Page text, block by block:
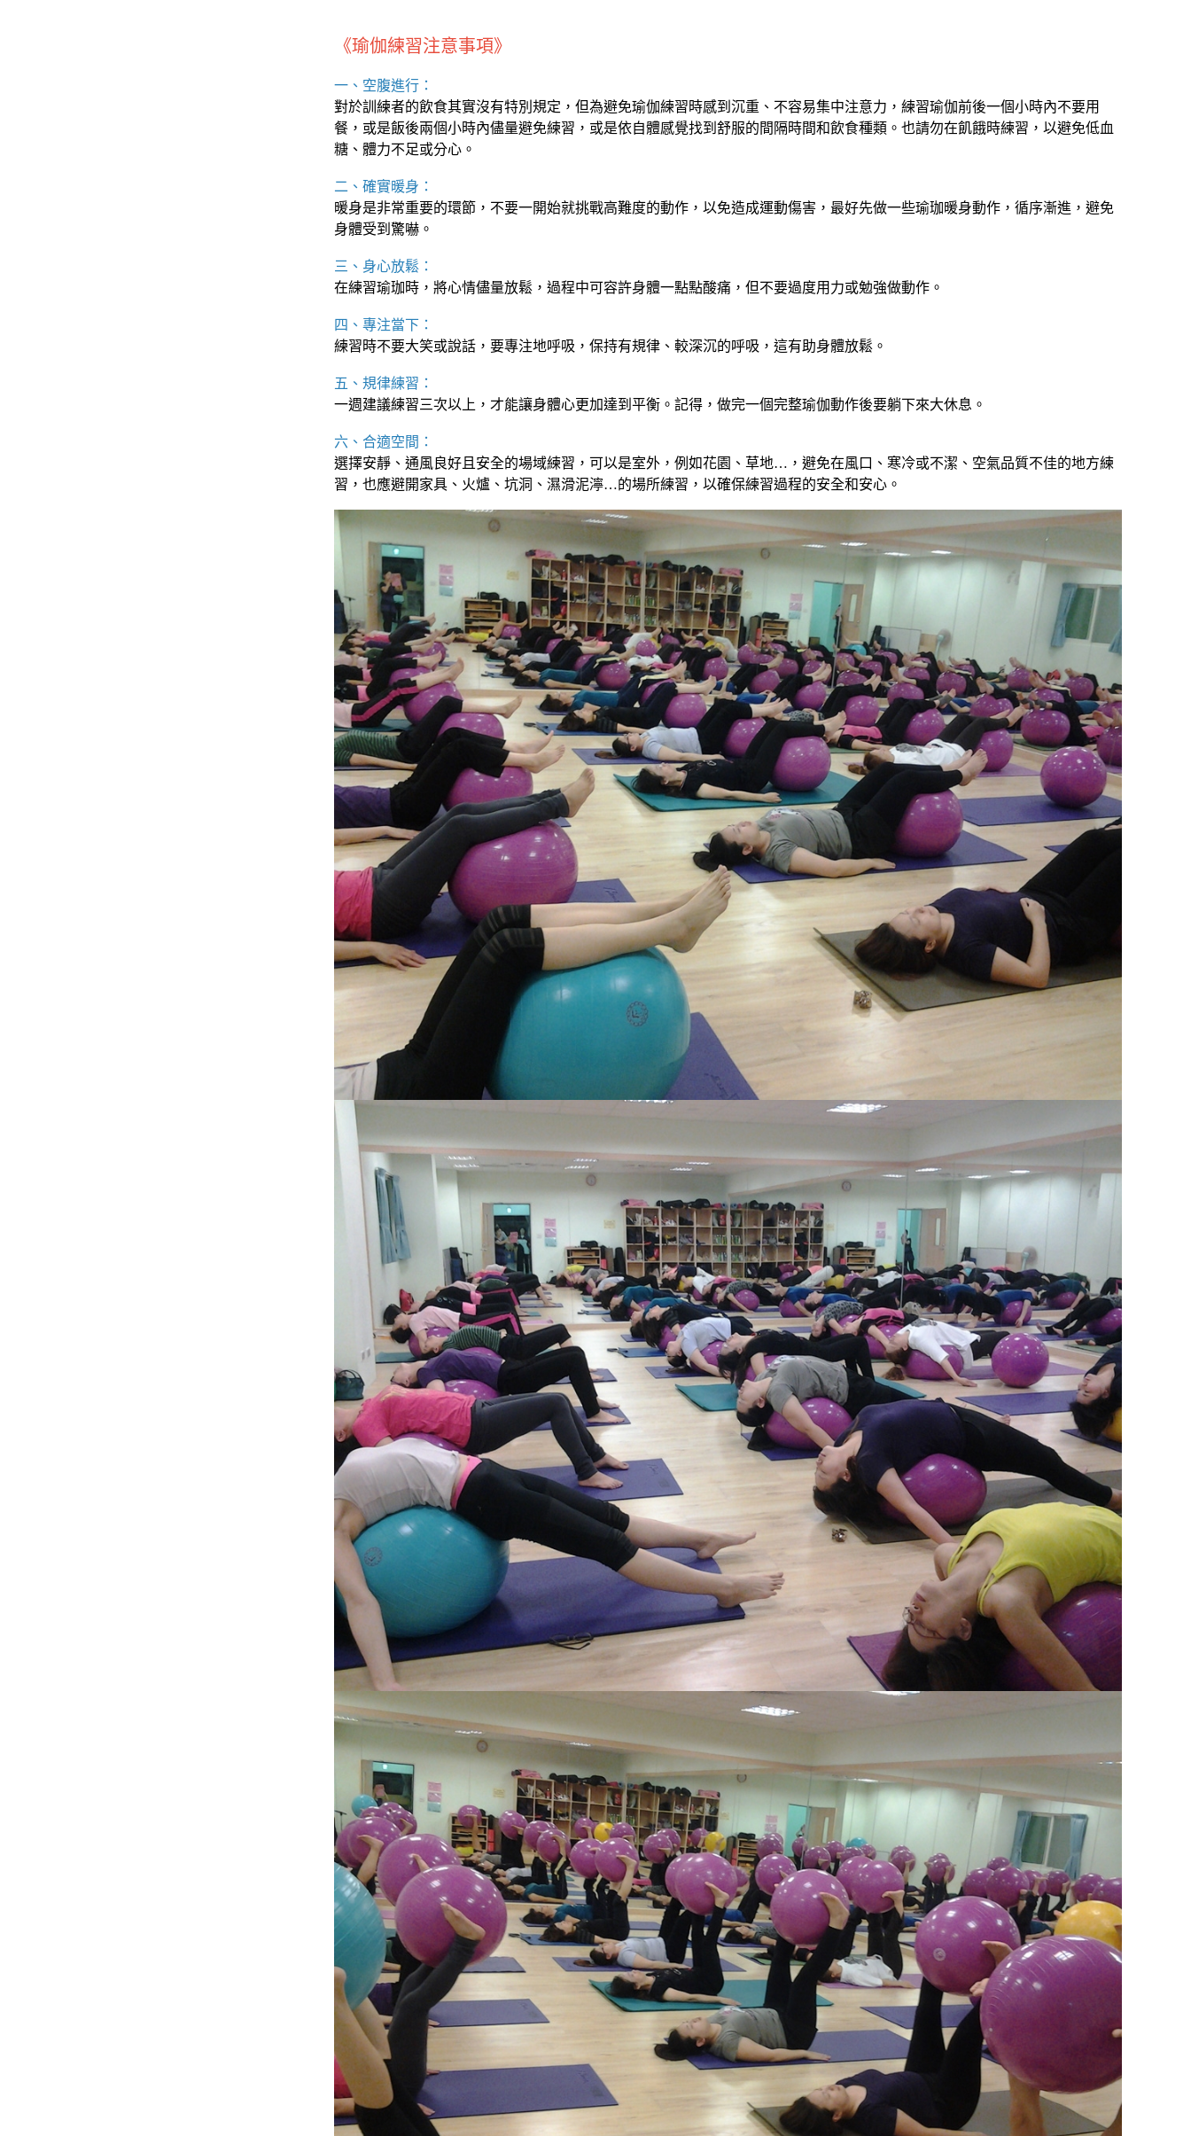
《瑜伽練習注意事項》
一、空腹進行：
對於訓練者的飲食其實沒有特別規定，但為避免瑜伽練習時感到沉重、不容易集中注意力，練習瑜伽前後一個小時內不要用
餐，或是飯後兩個小時內儘量避免練習，或是依自體感覺找到舒服的間隔時間和飲食種類。也請勿在飢餓時練習，以避免低血
糖、體力不足或分心。
二、確實暖身：
暖身是非常重要的環節，不要一開始就挑戰高難度的動作，以免造成運動傷害，最好先做一些瑜珈暖身動作，循序漸進，避免
身體受到驚嚇。
三、身心放鬆：
在練習瑜珈時，將心情儘量放鬆，過程中可容許身體一點點酸痛，但不要過度用力或勉強做動作。
四、專注當下：
練習時不要大笑或說話，要專注地呼吸，保持有規律、較深沉的呼吸，這有助身體放鬆。
五、規律練習：
一週建議練習三次以上，才能讓身體心更加達到平衡。記得，做完一個完整瑜伽動作後要躺下來大休息。
六、合適空間：
選擇安靜、通風良好且安全的場域練習，可以是室外，例如花園、草地…，避免在風口、寒冷或不潔、空氣品質不佳的地方練
習，也應避開家具、火爐、坑洞、濕滑泥濘…的場所練習，以確保練習過程的安全和安心。